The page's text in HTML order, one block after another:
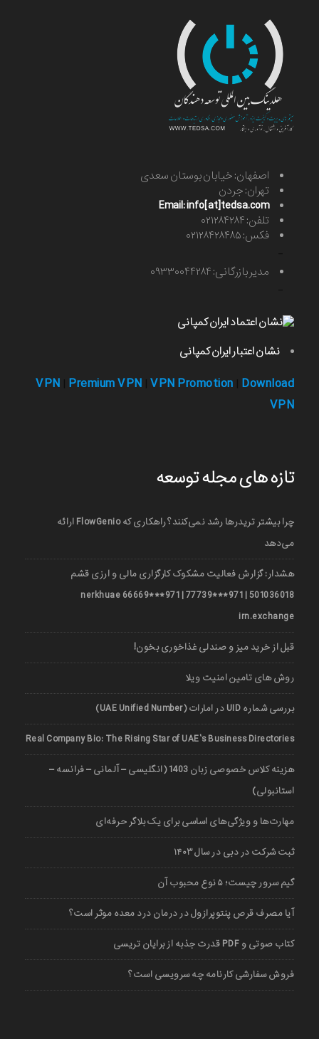
اصفهان: خیابان بوستان سعدی
تهران: جردن
Email: info[at]tedsa.com
تلفن: ۰۲۱۲۸۴۲۸۴
فکس: ۰۲۱۲۸۴۲۸۴۸۵
مدیر بازرگانی: ۰۹۳۳۰۰۴۴۲۸۴
نشان اعتبار ایران کمپانی
VPN Premium VPN VPN Promotion Download
VPN
تازه های مجله توسعه
چرا بیشتر تریدرها رشد نمی‌کنند؟ راهکاری که FlowGenio ارائه
می‌دهد
هشدار: گزارش فعالیت مشکوک کارگزاری مالی و ارزی قشم
501036018 | 971***77739 | 971***66669 nerkhuae
irn.exchange
قبل از خرید میز و صندلی غذاخوری بخون!
روش های تامین امنیت ویلا
بررسی شماره UID در امارات (UAE Unified Number)
Real Company Bio: The Rising Star of UAE’s Business Directories
هزینه کلاس خصوصی زبان 1403 (انگلیسی – آلمانی – فرانسه –
استانبولی)
مهارت‌ها و ویژگی‌های اساسی برای یک بلاگر حرفه‌ای
ثبت شرکت در دبی در سال ۱۴۰۳
گیم سرور چیست؛ ۵ نوع محبوب آن
آیا مصرف قرص پنتوپرازول در درمان درد معده موثر است؟
کتاب صوتی و PDF قدرت جذبه از برایان تریسی
فروش سفارشی کارنامه چه سرویسی است؟